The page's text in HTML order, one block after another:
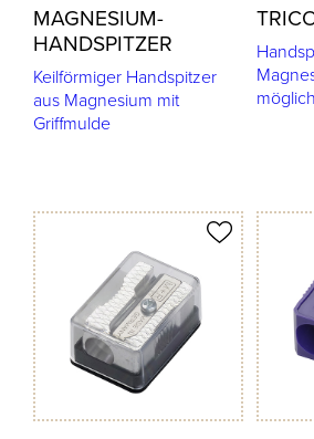
MAGNESIUM-
HANDSPITZER
Keilförmiger Handspitzer
aus Magnesium mit
Griffmulde
merken Produkt merken